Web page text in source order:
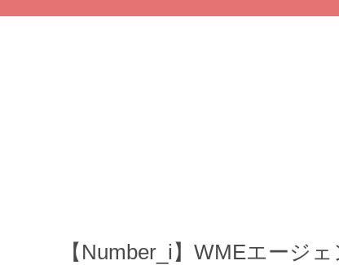
【Number_i】WMEエージ